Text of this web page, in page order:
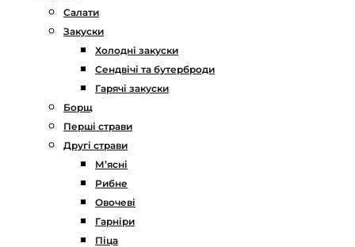
Салати
Закуски
Холодні закуски
Сендвічі та бутерброди
Гарячі закуски
Борщ
Перші страви
Другі страви
М’ясні
Рибне
Овочеві
Гарніри
Піца